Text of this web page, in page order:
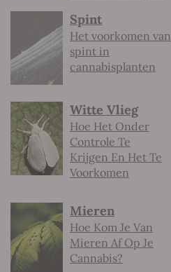
Spint
Het voorkomen van
spint in
cannabisplanten
Witte Vlieg
Hoe Het Onder
Controle Te
Krijgen En Het Te
Voorkomen
Mieren
Hoe Kom Je Van
Mieren Af Op Je
Cannabis?